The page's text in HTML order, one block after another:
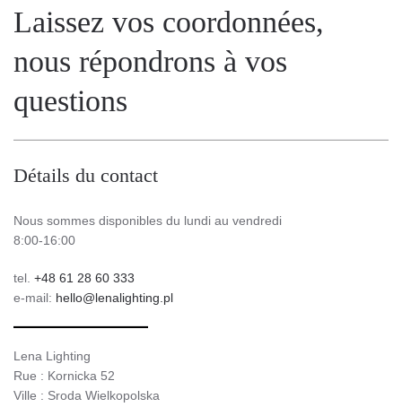
Laissez vos coordonnées,
nous répondrons à vos
questions
Détails du contact
Nous sommes disponibles du lundi au vendredi
8:00-16:00
tel. +48 61 28 60 333
e-mail: hello@lenalighting.pl
Lena Lighting
Rue : Kornicka 52
Ville : Sroda Wielkopolska